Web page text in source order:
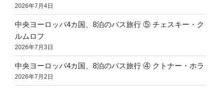
2026年7月4日
中央ヨーロッパ4カ国、8泊のバス旅行 ⑤ チェスキー・ク
ルムロフ
2026年7月3日
中央ヨーロッパ4カ国、8泊のバス旅行 ④ クトナー・ホラ
2026年7月2日